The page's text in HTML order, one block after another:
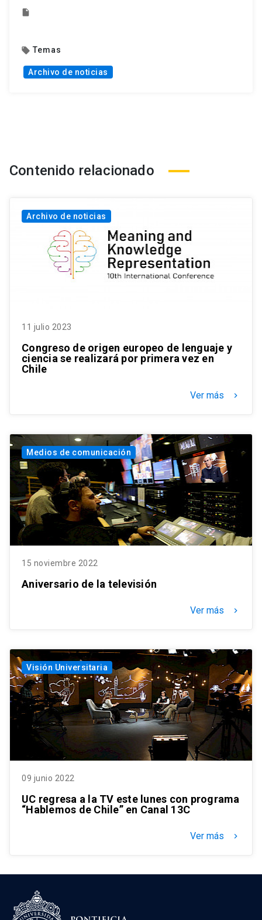
insert_drive_file
local_offer Temas
Archivo de noticias
Contenido relacionado
Archivo de noticias
11 julio 2023
Congreso de origen europeo de lenguaje y
ciencia se realizará por primera vez en
Chile
Ver más keyboard_arrow_right
Medios de comunicación
15 noviembre 2022
Aniversario de la televisión
Ver más keyboard_arrow_right
Visión Universitaria
09 junio 2022
UC regresa a la TV este lunes con programa
“Hablemos de Chile” en Canal 13C
Ver más keyboard_arrow_right